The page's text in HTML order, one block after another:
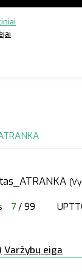
7/ 99
Varžybų eiga